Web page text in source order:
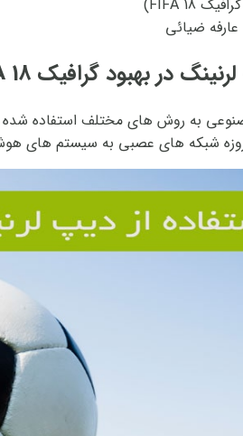
عارفه ضیائی
به روش های مختلف استفاده شده
شبکه های عصبی به سیستم های